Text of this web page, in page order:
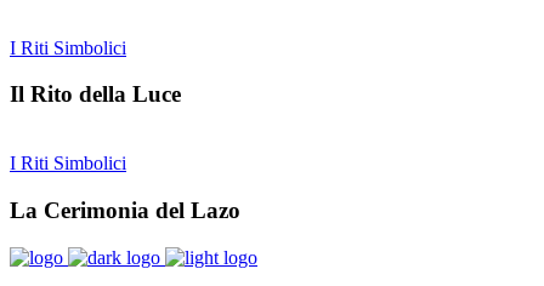
I Riti Simbolici
Il Rito della Luce
I Riti Simbolici
La Cerimonia del Lazo